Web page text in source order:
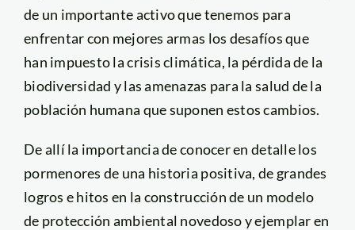
de un importante activo que tenemos para
enfrentar con mejores armas los desafíos que
han impuesto la crisis climática, la pérdida de la
biodiversidad y las amenazas para la salud de la
población humana que suponen estos cambios.
De allí la importancia de conocer en detalle los
pormenores de una historia positiva, de grandes
logros e hitos en la construcción de un modelo
de protección ambiental novedoso y ejemplar en